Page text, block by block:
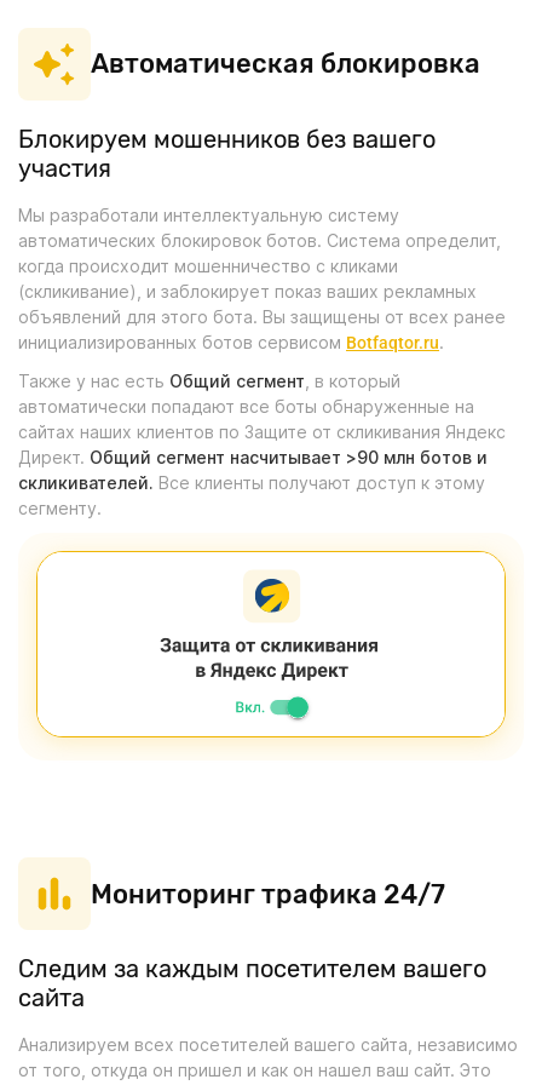
Автоматическая блокировка
Блокируем мошенников без вашего
участия
Мы разработали интеллектуальную систему
автоматических блокировок ботов. Система определит,
когда происходит мошенничество с кликами
(скликивание), и заблокирует показ ваших рекламных
объявлений для этого бота. Вы защищены от всех ранее
инициализированных ботов сервисом Botfaqtor.ru.
Также у нас есть Общий сегмент , в который
автоматически попадают все боты обнаруженные на
сайтах наших клиентов по Защите от скликивания Яндекс
Директ. Общий сегмент насчитывает >90 млн ботов и
скликивателей. Все клиенты получают доступ к этому
сегменту.
Мониторинг трафика 24/7
Следим за каждым посетителем вашего
сайта
Анализируем всех посетителей вашего сайта, независимо
от того, откуда он пришел и как он нашел ваш сайт. Это